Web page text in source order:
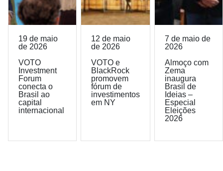
19 de maio
de 2026
VOTO
Investment
Forum
conecta o
Brasil ao
capital
internacional
12 de maio
de 2026
VOTO e
BlackRock
promovem
fórum de
investimentos
em NY
7 de maio de
2026
Almoço com
Zema
inaugura
Brasil de
Ideias –
Especial
Eleições
2026